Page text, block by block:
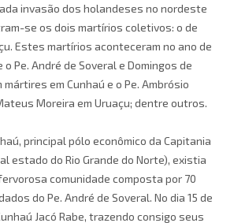
invasão dos holandeses no nordeste
se os dois martírios coletivos: o de
Estes martírios aconteceram no ano de
o Pe. André de Soveral e Domingos de
em Cunhaú e o Pe. Ambrósio
Moreira em Uruaçu; dentre outros.
principal pólo econômico da Capitania
estado do Rio Grande do Norte), existia
comunidade composta por 70
do Pe. André de Soveral. No dia 15 de
Jacó Rabe, trazendo consigo seus